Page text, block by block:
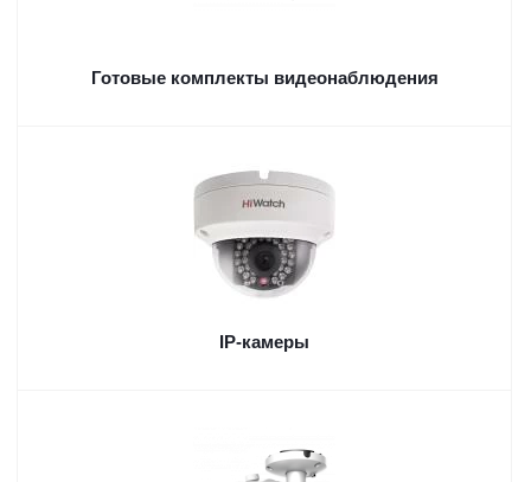
Готовые комплекты видеонаблюдения
IP-камеры